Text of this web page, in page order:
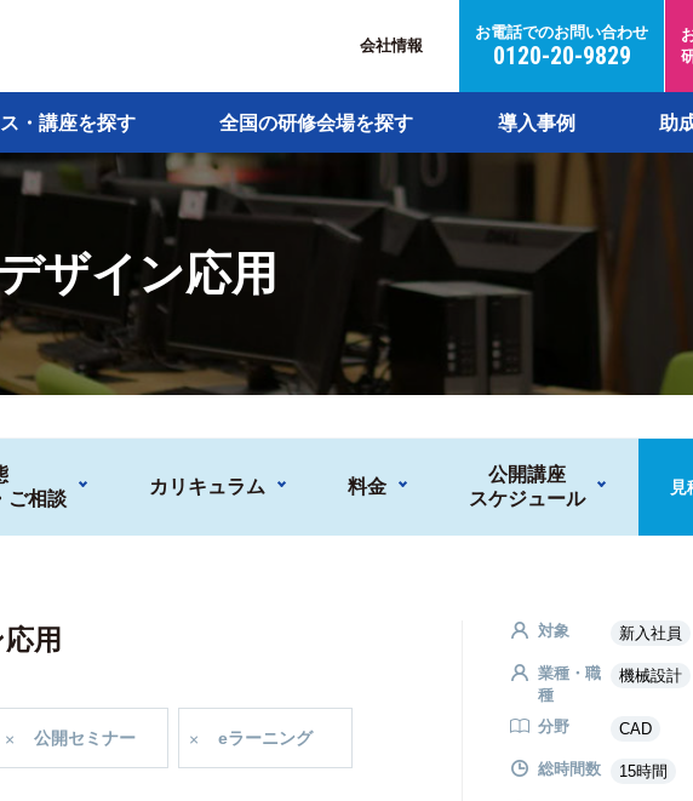
会社情報
お電話でのお問い合わせ
0120-20-9829
・講座を探す 全国の研修会場を探す 導入事例 助
ザイン応用
ご相談
カリキュラム 料金
公開講座
スケジュール
用
公開セミナー eラーニング
対象 新入社員
業種・職
種
機械設計
分野 CAD
総時間数 15時間